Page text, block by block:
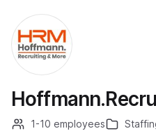
1-10 employees